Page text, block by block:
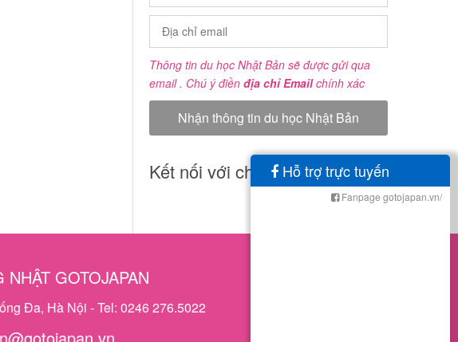
Thông tin du học Nhật Bản sẽ được gửi qua
email . Chú ý điền địa chỉ Emailchính xác
Kết nối với chúng tôi
GOTOJAPAN
Đa, Hà Nội - Tel: 0246 276.5022
Hỗ trợ trực tuyến
Fanpage gotojapan.vn/